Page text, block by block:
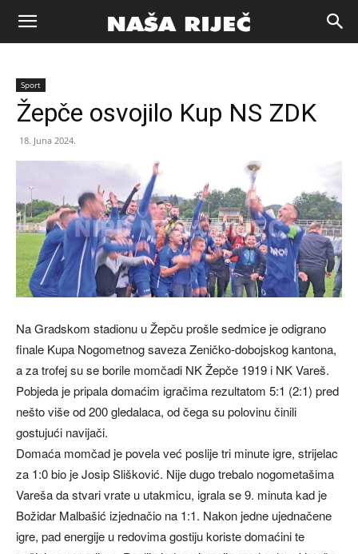
Naša
riječ
Zenica
Sport
Žepče osvojilo Kup NS ZDK
18. Juna 2024.
Na Gradskom stadionu u Žepču prošle sedmice je odigrano
finale Kupa Nogometnog saveza Zeničko-dobojskog kantona,
a za trofej su se borile momčadi NK Žepče 1919 i NK Vareš.
Pobjeda je pripala domaćim igračima rezultatom 5:1 (2:1) pred
nešto više od 200 gledalaca, od čega su polovinu činili
gostujući navijači.
Domaća momčad je povela već poslije tri minute igre, strijelac
za 1:0 bio je Josip Slišković. Nije dugo trebalo nogometašima
Vareša da stvari vrate u utakmicu, igrala se 9. minuta kad je
Božidar Malbašić izjednačio na 1:1. Nakon jedne ujednačene
igre, pad energije u redovima gostiju koriste domaćini te